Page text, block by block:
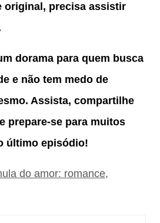
original, precisa assistir
dorama para quem busca
e não tem medo de
Assista, compartilhe
prepare-se para muitos
último episódio!
do amor: romance,